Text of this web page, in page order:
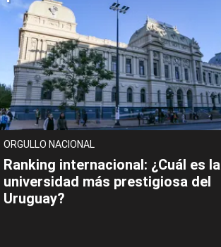
ORGULLO NACIONAL
Ranking internacional: ¿Cuál es la
universidad más prestigiosa del
Uruguay?